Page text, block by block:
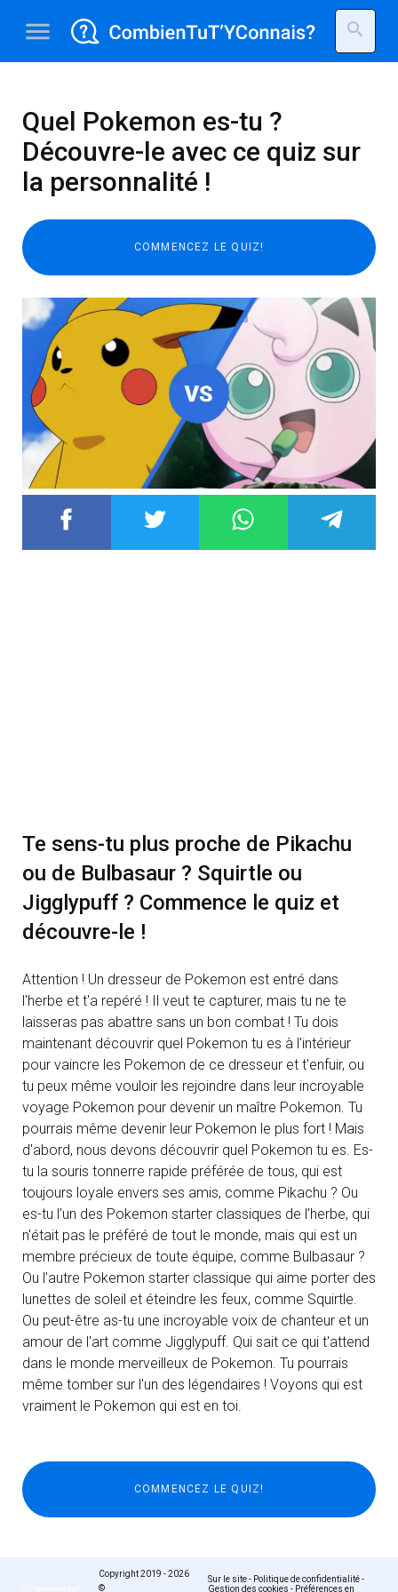
menu search
Quel Pokemon es-tu ?
Découvre-le avec ce quiz sur
la personnalité !
Te sens-tu plus proche de Pikachu
ou de Bulbasaur ? Squirtle ou
Jigglypuff ? Commence le quiz et
découvre-le !
Attention ! Un dresseur de Pokemon est entré dans
l'herbe et t'a repéré ! Il veut te capturer, mais tu ne te
laisseras pas abattre sans un bon combat ! Tu dois
maintenant découvrir quel Pokemon tu es à l'intérieur
pour vaincre les Pokemon de ce dresseur et t'enfuir, ou
tu peux même vouloir les rejoindre dans leur incroyable
voyage Pokemon pour devenir un maître Pokemon. Tu
pourrais même devenir leur Pokemon le plus fort ! Mais
d'abord, nous devons découvrir quel Pokemon tu es. Es-
tu la souris tonnerre rapide préférée de tous, qui est
toujours loyale envers ses amis, comme Pikachu ? Ou
es-tu l'un des Pokemon starter classiques de l'herbe, qui
n'était pas le préféré de tout le monde, mais qui est un
membre précieux de toute équipe, comme Bulbasaur ?
Ou l'autre Pokemon starter classique qui aime porter des
lunettes de soleil et éteindre les feux, comme Squirtle.
Ou peut-être as-tu une incroyable voix de chanteur et un
amour de l'art comme Jigglypuff. Qui sait ce qui t'attend
dans le monde merveilleux de Pokemon. Tu pourrais
même tomber sur l'un des légendaires ! Voyons qui est
vraiment le Pokemon qui est en toi.
Copyright 2019 - 2026
©
Sur le site- Politique de confidentialité-
Gestion des cookies - Préférences en